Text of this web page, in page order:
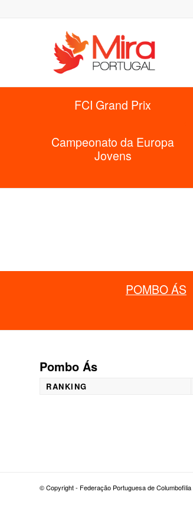
FCI Grand Prix
Campeonato da Europa
Jovens
POMBO ÁS
Pombo Ás
RANKING
© Copyright - Federação Portuguesa de Columbofilia